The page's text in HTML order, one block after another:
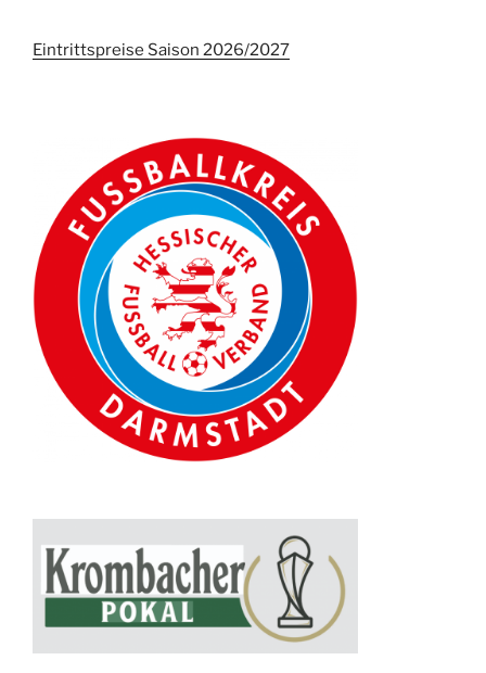
Eintrittspreise Saison 2026/2027